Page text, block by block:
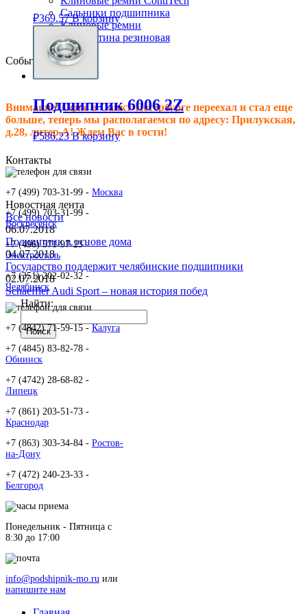
Сальники подшипника
Клиновые ремни
Техпластина резиновая
События
Внимание! Офис в Санкт-Петербурге переехал и стал еще
больше, теперь мы располагаемся по адресу: Прилукская,
д.28, литер.А! Ждем Вас в гости!
Новостная лента
Все новости
06.07.2018
Подшипник в основе дома
04.07.2018
Государство поддержит челябинские подшипники
02.07.2018
Schaeffler Audi Sport – новая история побед
Найти:
₽369.57 В корзину
Подшипник 6006 2Z
₽586.23 В корзину
Контакты
+7 (499) 703-31-99 - Москва
+7 (499) 703-31-99 -
Воскресенск
+7 (496) 571-97-23 -
Электросталь
+7 (351) 202-02-32 -
Челябинск
+7 (4842) 71-59-15 -Калуга
+7 (4845) 83-82-78 -
Обнинск
+7 (4742) 28-68-82 -
Липецк
+7 (861) 203-51-73 -
Краснодар
+7 (863) 303-34-84 - Ростов-
на-Дону
+7 (472) 240-23-33 -
Белгород
Понедельник - Пятница c
8:30 до 17:00
info@podshipnik-mo.ru или
напишите нам